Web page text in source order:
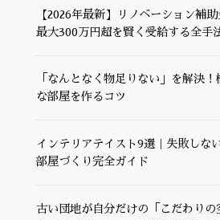
【2026年最新】リノベーション補
最大300万円超を賢く受給する全手
「なんとなく物足りない」を解決
な部屋を作るコツ
インテリアテイスト9選｜失敗しな
部屋づくり完全ガイド
古い団地が自分だけの「こだわりの